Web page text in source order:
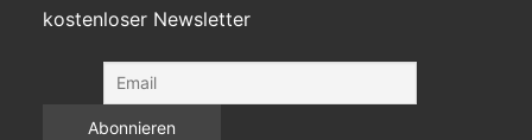
kostenloser Newsletter